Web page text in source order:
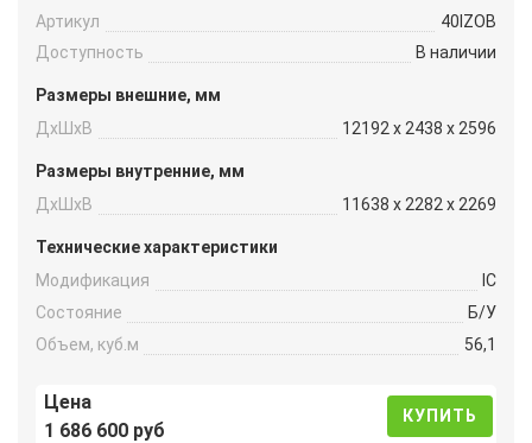
Артикул
40IZOB
Доступность
В наличии
Размеры внешние, мм
ДxШxВ
12192 x 2438 x 2596
Размеры внутренние, мм
ДxШxВ
11638 x 2282 x 2269
Технические характеристики
Модификация
IC
Состояние
Б/У
Объем, куб.м
56,1
Цена
1 686 600 руб
КУПИТЬ